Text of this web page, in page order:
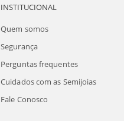
INSTITUCIONAL
Quem somos
Segurança
Perguntas frequentes
Cuidados com as Semijoias
Fale Conosco